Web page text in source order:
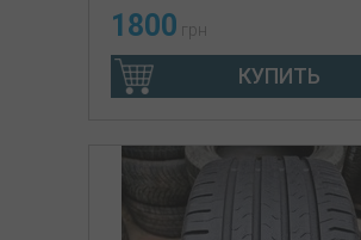
1800 грн
КУПИТЬ